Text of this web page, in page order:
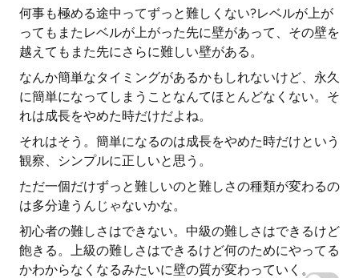
何事も極める途中ってずっと難しくない?レベルが上が
ってもまたレベルが上がった先に壁があって、その壁を
越えてもまた先にさらに難しい壁がある。
なんか簡単なタイミングがあるかもしれないけど、永久
に簡単になってしまうことなんてほとんどなくない。そ
れは成長をやめた時だけだよね。
それはそう。簡単になるのは成長をやめた時だけという
観察、シンプルに正しいと思う。
ただ一個だけずっと難しいのと難しさの種類が変わるの
は多分違うんじゃないかな。
初心者の難しさはできない。中級の難しさはできるけど
飽きる。上級の難しさはできるけど何のためにやってる
かわからなくなるみたいに壁の質が変わっていく。